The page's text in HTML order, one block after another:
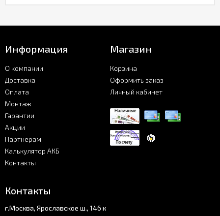
Информация
О компании
Доставка
Оплата
Монтаж
Гарантии
Акции
Партнерам
Калькулятор АКБ
Контакты
Магазин
Корзина
Оформить заказ
Личный кабинет
Контакты
г.Москва, Ярославское ш., 146 к